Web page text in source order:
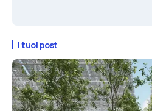
I tuoi post